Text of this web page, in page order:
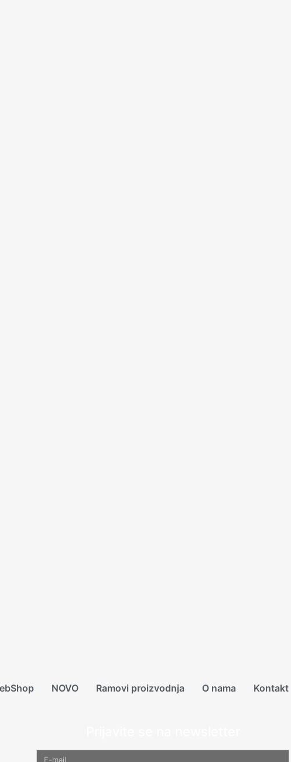
NOVO Ramovi proizvodnja O nama Kontakt